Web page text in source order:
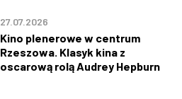
27.07.2026
Kino plenerowe w centrum
Rzeszowa. Klasyk kina z
oscarową rolą Audrey Hepburn